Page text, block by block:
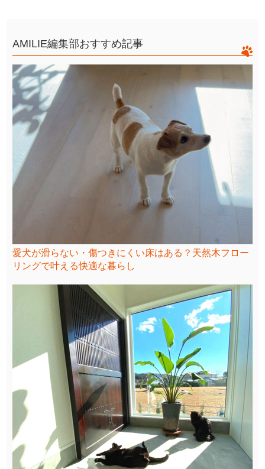
AMILIE編集部おすすめ記事
愛犬が滑らない・傷つきにくい床はある？天然木フロー
リングで叶える快適な暮らし